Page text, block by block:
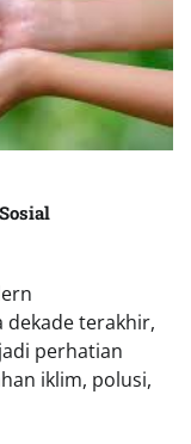
dekade terakhir,
perhatian
iklim, polusi,